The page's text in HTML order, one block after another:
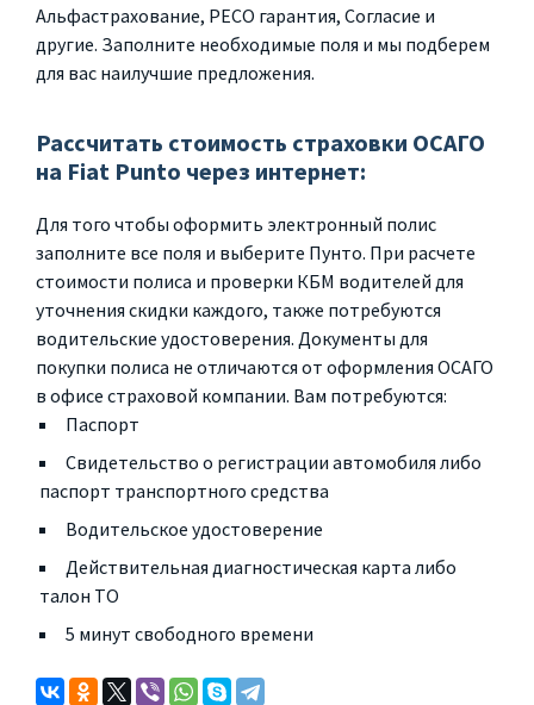
Альфастрахование, РЕСО гарантия, Согласие и
другие. Заполните необходимые поля и мы подберем
для вас наилучшие предложения.
Рассчитать стоимость страховки ОСАГО
на Fiat Punto через интернет:
Для того чтобы оформить электронный полис
заполните все поля и выберите Пунто. При расчете
стоимости полиса и проверки КБМ водителей для
уточнения скидки каждого, также потребуются
водительские удостоверения. Документы для
покупки полиса не отличаются от оформления ОСАГО
в офисе страховой компании. Вам потребуются:
Паспорт
Свидетельство о регистрации автомобиля либо
паспорт транспортного средства
Водительское удостоверение
Действительная диагностическая карта либо
талон ТО
5 минут свободного времени